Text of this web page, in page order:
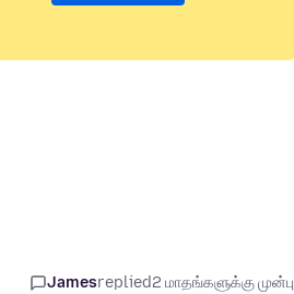
Jamesreplied2 மாதங்களுக்கு முன்பு